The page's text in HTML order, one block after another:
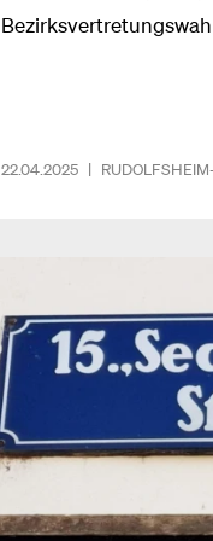
22.04.2025 |